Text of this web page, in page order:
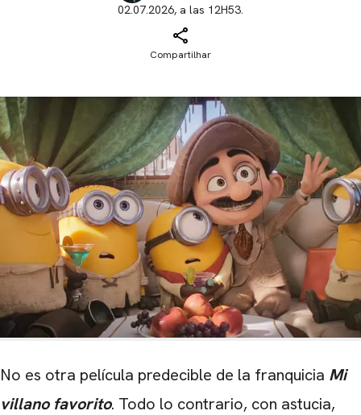
02.07.2026, a las 12H53.
Compartilhar
No es otra película predecible de la franquicia Mi
villano favorito. Todo lo contrario, con astucia,